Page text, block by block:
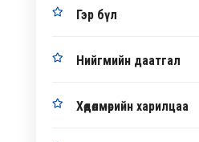
Гэр бүл
Нийгмийн даатгал
Хөдөлмөрийн харилцаа